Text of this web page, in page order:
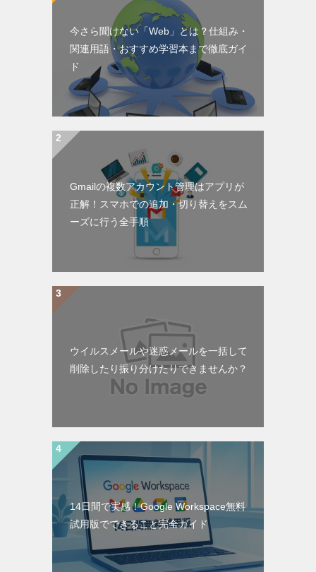
今さら聞けない「Web」とは？仕組み・
関連用語・おすすめ学習本まで徹底ガイ
ド
Gmailの複数アカウント管理はアプリが
正解！スマホでの追加・切り替えをスム
ーズに行う全手順
ウイルスメールや迷惑メールを一括して
削除したり振り分けたりできませんか？
14日間で実感！Google Workspace無料
試用版でできること完全ガイド